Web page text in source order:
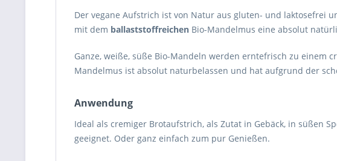
Der vegane Aufstrich ist von Natur aus gluten- und laktosefrei
mit dem ballaststoffreichen Bio-Mandelmus eine absolut
Ganze, weiße, süße Bio-Mandeln werden erntefrisch zu einem
Mandelmus ist absolut naturbelassen und hat aufgrund der
Anwendung
Ideal als cremiger Brotaufstrich, als Zutat in Gebäck, in süßen
geeignet. Oder ganz einfach zum pur Genießen.